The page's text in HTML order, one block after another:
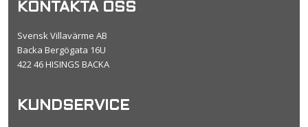
KONTAKTA OSS
Svensk Villavärme AB
Backa Bergögata 16U
422 46 HISINGS BACKA
KUNDSERVICE